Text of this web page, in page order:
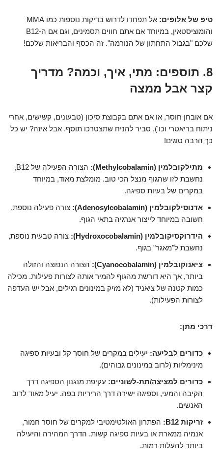
טיפ של אלופים:
אל תפחדו לדרוש בדיקות נוספות כמו MMA
והומוציסטאין, במיוחד אם אתם חווים תסמינים, וגם אם ה-B12
שלכם "בגבול התחתון של הנורמה". זה הכסף והבריאות שלכם!
8. תוספים: מתי, איך, וכמה? מדריך
קצר אבל ממצה
אם אובחן חוסר, או אם אתם בקבוצת סיכון (טבעונים, קשישים, אחרי
ניתוח בריאטרי וכו'), סביר להניח שתצטרכו תוסף. אבל איזה? יש כל
כך הרבה סוגים!
מתילקובלמין (Methylcobalamin):
הצורה הפעילה של B12,
נחשבת לזו שהגוף מנצל הכי טוב. מומלצת מאוד, במיוחד
במקרים של בעיות ספיגה.
אדנוסילקובלמין (Adenosylcobalamin):
צורה פעילה נוספת,
חשובה במיוחד לייצור אנרגיה בתאי הגוף.
הידרוקסיקובלמין (Hydroxocobalamin):
צורה טבעית נוספת,
נחשבת ל"מאגר" בגוף.
ציאנוקובלמין (Cyanocobalamin):
הצורה הנפוצה והזולה
ביותר, אך היא דורשת מהגוף להמיר אותה לצורות פעילות. מכילה
כמות קטנה של ציאניד (לא מזיק במינונים רגילים, אבל יש העדפה
לצורות הפעילות).
דרכי מתן:
כדורים לבליעה: יעילים במקרים של חוסר קל ובעיות ספיגה
מינימליות (לרוב במינונים גבוהים).
כדורים למציצה/תת-לשוניים: עקיפת מנגנון הספיגה דרך
הקיבה והמעי, וספיגה ישירה דרך הריריות בפה. יעיל מאוד לרוב
האנשים.
זריקות B12:
הפתרון האולטימטיבי למקרים של חוסר חמור,
אנמיה ממארת או בעיות ספיגה קשות. הדרך המהירה והיעילה
ביותר להעלות רמות.